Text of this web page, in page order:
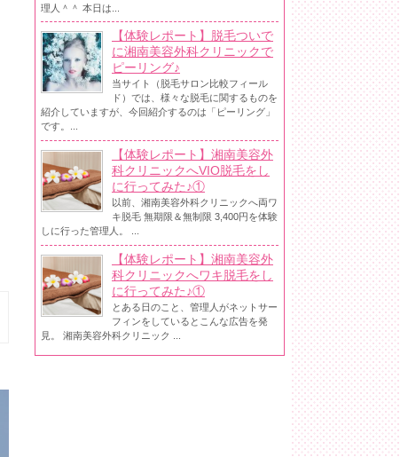
理人＾＾ 本日は...
【体験レポート】脱毛ついで
に湘南美容外科クリニックで
ピーリング♪
当サイト（脱毛サロン比較フィール
ド）では、様々な脱毛に関するものを
紹介していますが、今回紹介するのは「ピーリング」
です。...
【体験レポート】湘南美容外
科クリニックへVIO脱毛をし
に行ってみた♪①
以前、湘南美容外科クリニックへ両ワ
キ脱毛 無期限＆無制限 3,400円を体験
しに行った管理人。 ...
【体験レポート】湘南美容外
科クリニックへワキ脱毛をし
に行ってみた♪①
とある日のこと、管理人がネットサー
フィンをしているとこんな広告を発
見。 湘南美容外科クリニック ...